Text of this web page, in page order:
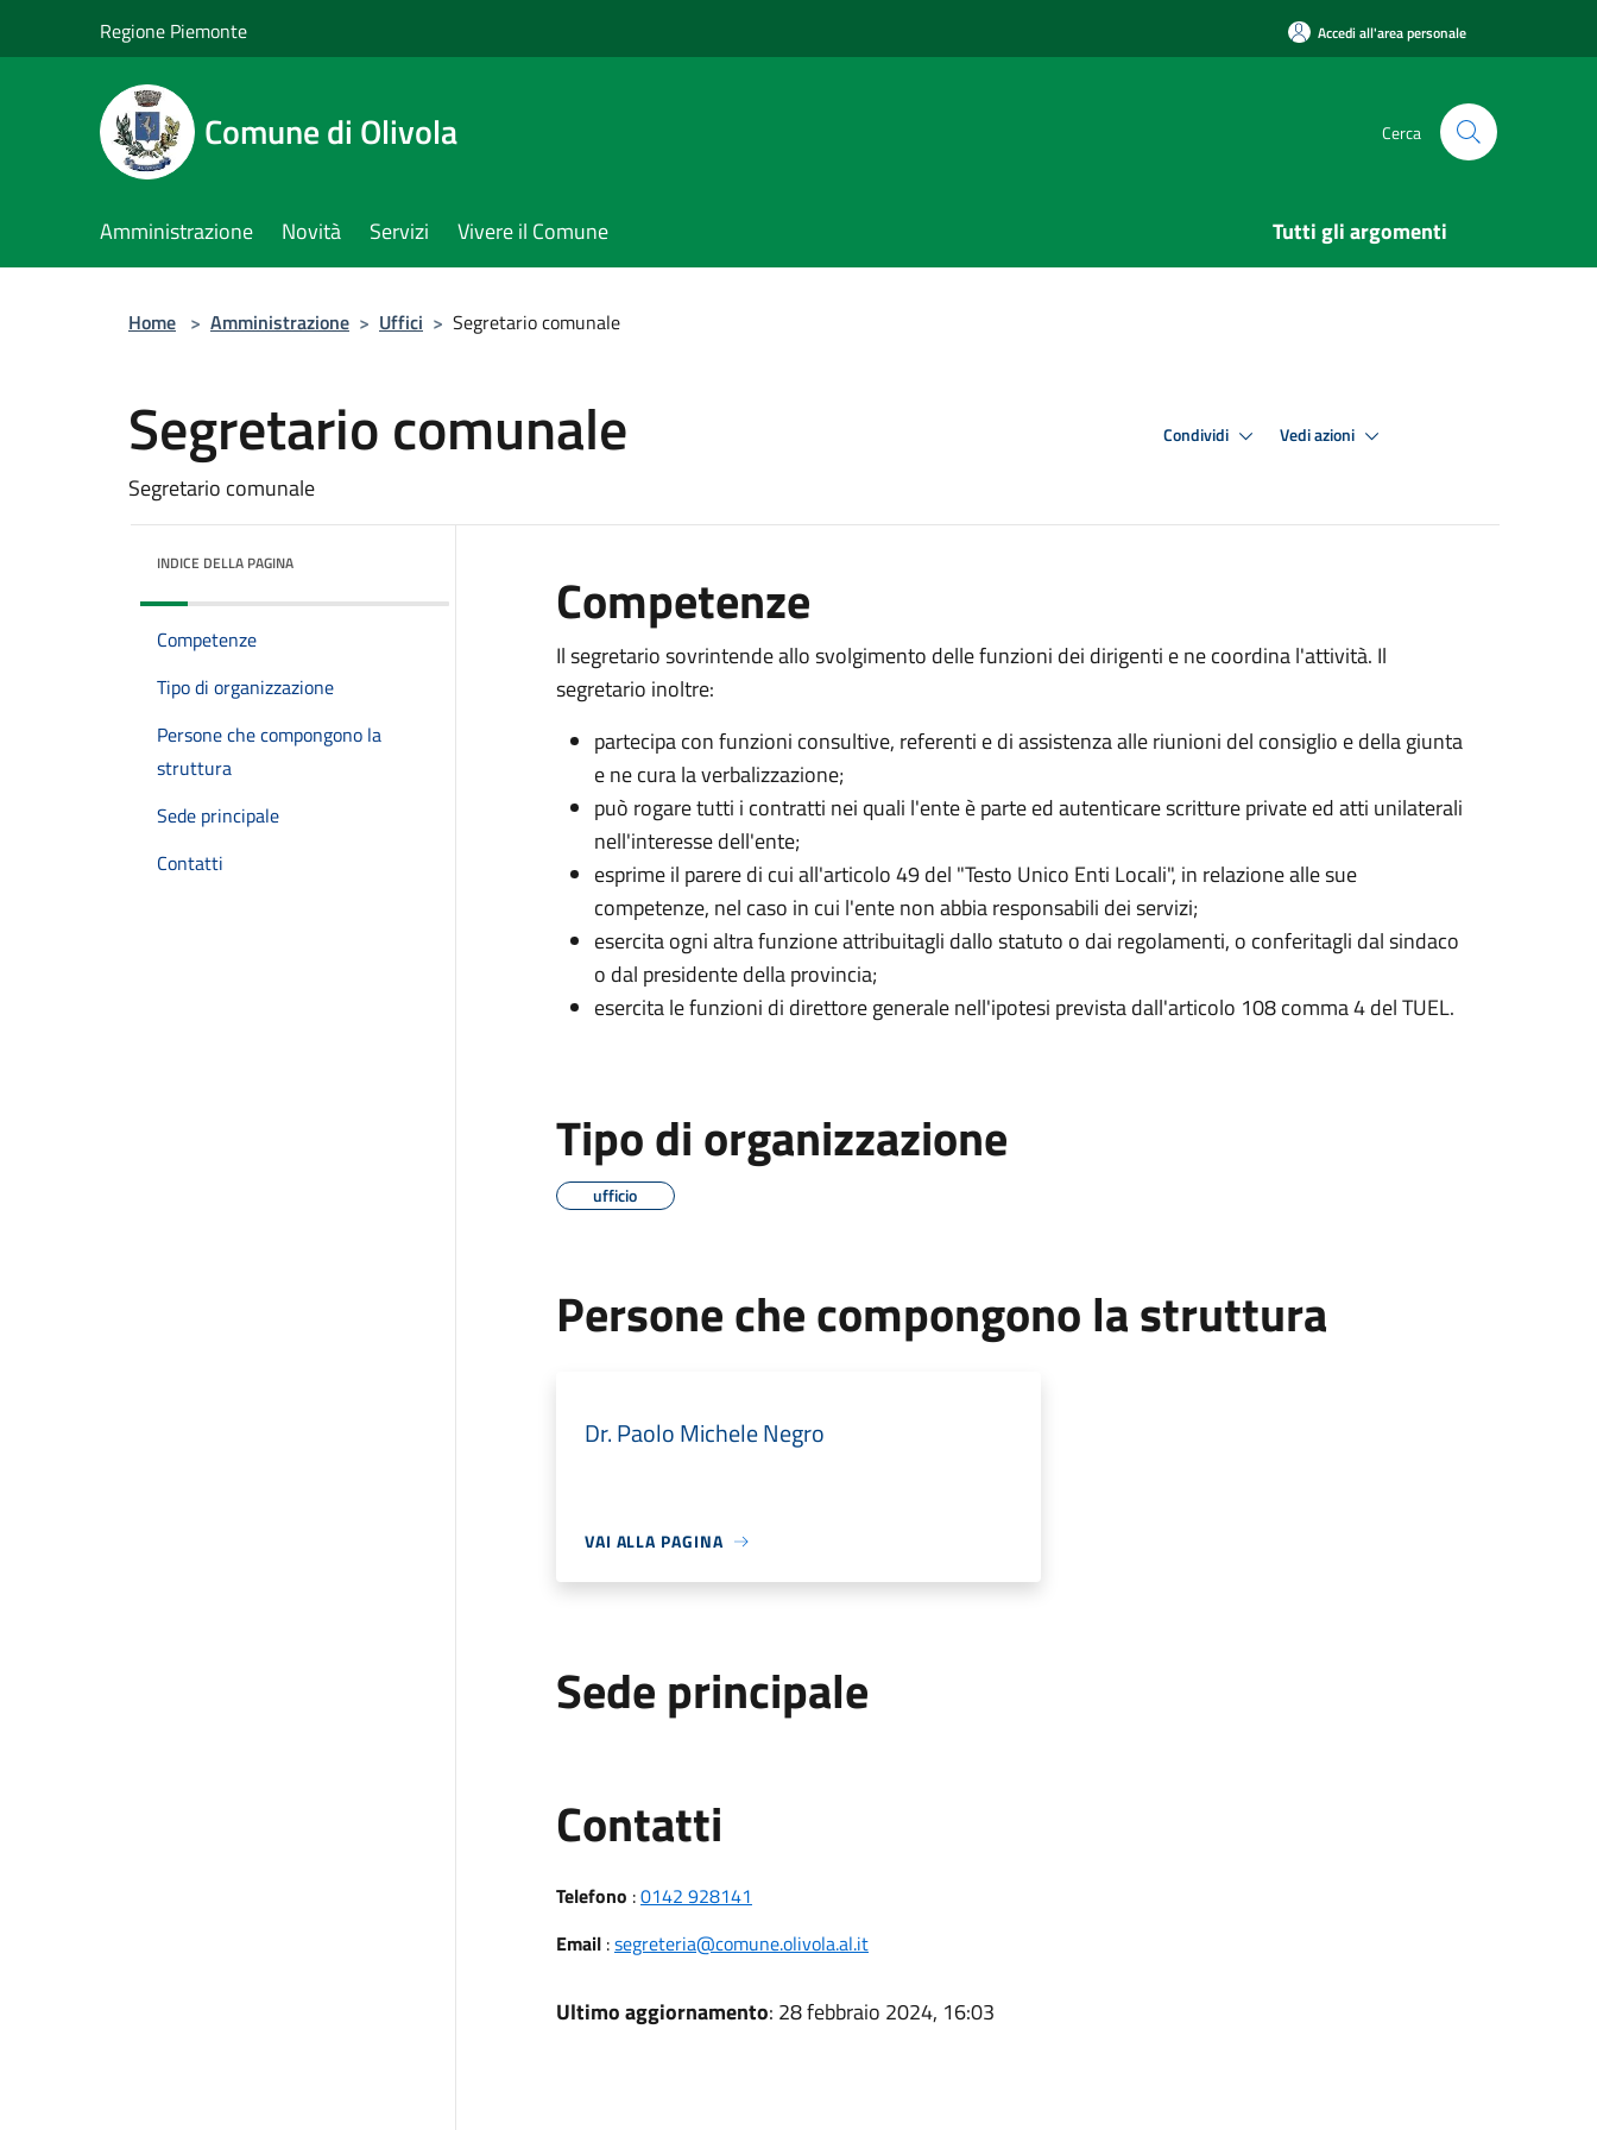
Regione Piemonte Accedi all'area personale
Comune di Olivola Cerca
Amministrazione Novità Servizi Vivere il Comune Tutti gli argomenti
Home > Amministrazione > Uffici > Segretario comunale
Segretario comunale
Segretario comunale
Condividi Vedi azioni
INDICE DELLA PAGINA
Competenze
Tipo di organizzazione
Persone che compongono la
struttura
Sede principale
Contatti
Competenze
Il segretario sovrintende allo svolgimento delle funzioni dei dirigenti e ne coordina l'attività. Il
segretario inoltre:
partecipa con funzioni consultive, referenti e di assistenza alle riunioni del consiglio e della giunta
e ne cura la verbalizzazione;
può rogare tutti i contratti nei quali l'ente è parte ed autenticare scritture private ed atti unilaterali
nell'interesse dell'ente;
esprime il parere di cui all'articolo 49 del "Testo Unico Enti Locali", in relazione alle sue
competenze, nel caso in cui l'ente non abbia responsabili dei servizi;
esercita ogni altra funzione attribuitagli dallo statuto o dai regolamenti, o conferitagli dal sindaco
o dal presidente della provincia;
esercita le funzioni di direttore generale nell'ipotesi prevista dall'articolo 108 comma 4 del TUEL.
Tipo di organizzazione
ufficio
Persone che compongono la struttura
Dr. Paolo Michele Negro
VAI ALLA PAGINA
Sede principale
Contatti
Telefono :0142 928141
Email:segreteria@comune.olivola.al.it
Ultimo aggiornamento: 28 febbraio 2024, 16:03